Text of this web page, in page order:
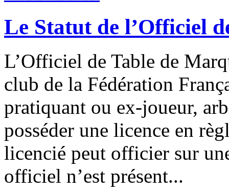
Le Statut de l’Officiel
L’Officiel de Table de
club de la Fédération
pratiquant ou ex-joueur,
posséder une licence en
licencié peut officier sur
officiel n’est présent...